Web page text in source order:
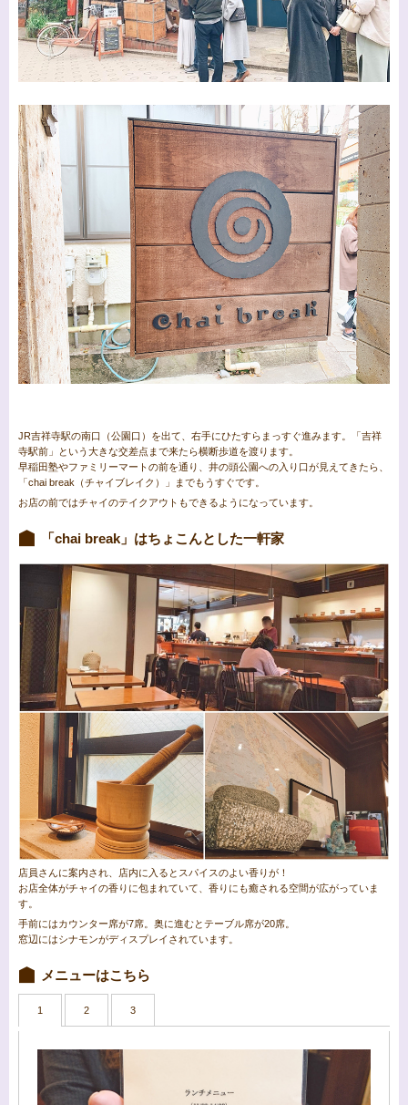
JR吉祥寺駅の南口（公園口）を出て、右手にひたすらまっすぐ進みます。「吉祥
寺駅前」という大きな交差点まで来たら横断歩道を渡ります。
早稲田塾やファミリーマートの前を通り、井の頭公園への入り口が見えてきたら、
「chai break（チャイブレイク）」までもうすぐです。
お店の前ではチャイのテイクアウトもできるようになっています。
「chai break」はちょこんとした一軒家
店員さんに案内され、店内に入るとスパイスのよい香りが！
お店全体がチャイの香りに包まれていて、香りにも癒される空間が広がっていま
す。
手前にはカウンター席が7席。奥に進むとテーブル席が20席。
窓辺にはシナモンがディスプレイされています。
メニューはこちら
1 2 3